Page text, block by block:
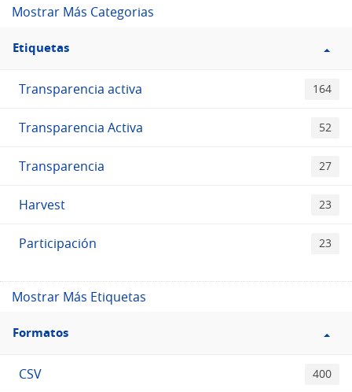
Mostrar Más Categorias
Filtro
Etiquetas
Etiquetas
Transparencia activa 164
Transparencia Activa 52
Transparencia 27
Harvest 23
Participación 23
Mostrar Más Etiquetas
Filtro
Formatos
Formatos
CSV 400